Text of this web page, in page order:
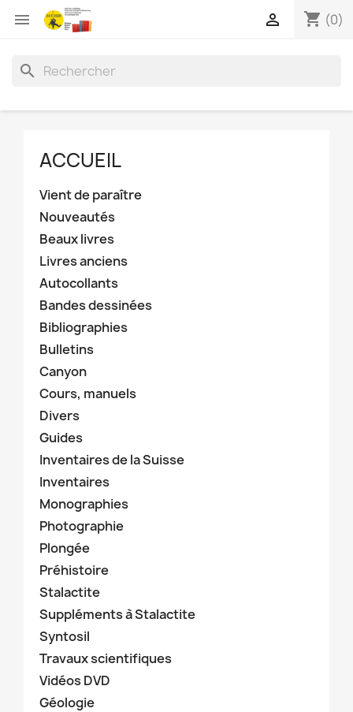
 shopping_cart (0)

search
ACCUEIL
Vient de paraître
Nouveautés
Beaux livres
Livres anciens
Autocollants
Bandes dessinées
Bibliographies
Bulletins
Canyon
Cours, manuels
Divers
Guides
Inventaires de la Suisse
Inventaires
Monographies
Photographie
Plongée
Préhistoire
Stalactite
Suppléments à Stalactite
Syntosil
Travaux scientifiques
Vidéos DVD
Géologie